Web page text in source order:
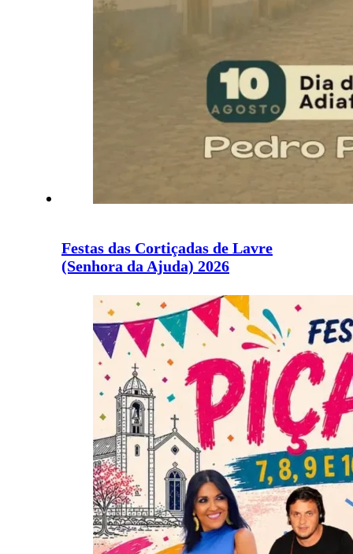
Festas das Cortiçadas de Lavre
(Senhora da Ajuda) 2026